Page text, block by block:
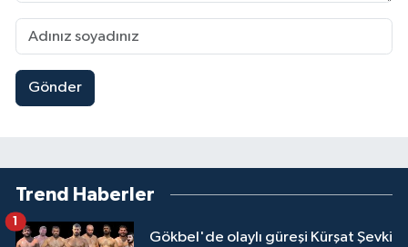
Gönder
Trend Haberler
Gökbel'de olaylı güreşi Kürşat Şevki
1